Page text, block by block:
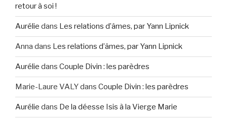
retour à soi !
Aurélie dans Les relations d’âmes, par Yann Lipnick
Anna dans Les relations d’âmes, par Yann Lipnick
Aurélie dans Couple Divin : les parèdres
Marie-Laure VALYdans Couple Divin : les parèdres
Aurélie dans De la déesse Isis à la Vierge Marie